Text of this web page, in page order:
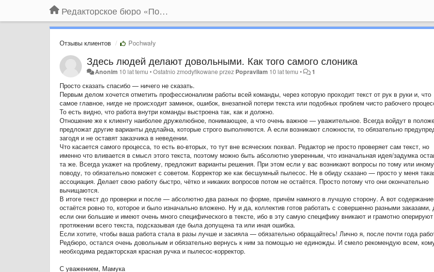
Редакторское бюро «По правилам»
Отзывы клиентов Pochwały
Здесь людей делают довольными. Как того самого слоника
Anonim 10 lat temu •Ostatnio zmodyfikowane przez Popravilam 10 lat temu • 1
Просто сказать спасибо — ничего не сказать.
Первым делом хочется отметить профессионализм работы всей команды, через которую проходит текст от рук в руки и, что
самое главное, нигде не происходит заминок, ошибок, внезапной потери текста или подобных проблем чисто рабочего
То есть видно, что работа внутри команды выстроена так, как и должно.
Отношение же к клиенту наиболее дружелюбное, понимающее, а что очень важное — уважительное. Всегда войдут в
предложат другие варианты дедлайна, которые строго выполняются. А если возникают сложности, то обязательно
загодя и не оставят заказчика в неведении.
Что касается самого процесса, то есть во-вторых, то тут вне всяческих похвал. Редактор не просто проверяет сам текст, но
именно что вливается в смысл этого текста, поэтому можно быть абсолютно уверенным, что изначальная идея/задумка
та же. Всегда укажет на проблему, предложит варианты решения. При этом если у вас возникают вопросы по тому или иному
поводу, то обязательно поможет с советом. Корректор же как бесшумный пылесос. Не в обиду сказано — просто у меня
ассоциация. Делает свою работу быстро, чётко и никаких вопросов потом не остаётся. Просто потому что они окончательно
вычищаются.
В итоге текст до проверки и после — абсолютно два разных по форме, причём намного в лучшую сторону. А вот содержание
остаётся ровно то, которое и было изначально вложено. Ну и да, коллектив готов работать с совершенно разными заказами,
если они большие и имеют очень много специфического в тексте, ибо в эту самую специфику вникают и грамотно
протяжении всего текста, подсказывая где была допущена та или иная ошибка.
Если хотите, чтобы ваша работа стала в разы лучше и засияла — обязательно обращайтесь! Лично я, после почти года
Редбюро, остался очень довольным и обязательно вернусь к ним за помощью не единожды. И смело рекомендую всем,
необходима редакторская красная ручка и пылесос-корректор.
С уважением, Мамука